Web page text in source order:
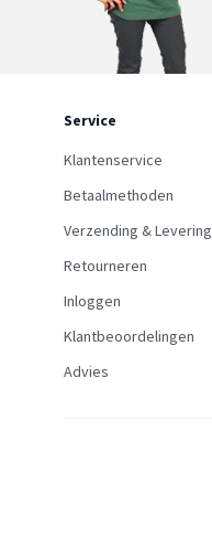
Service
Klantenservice
Betaalmethoden
Verzending & Levering
Retourneren
Inloggen
Klantbeoordelingen
Advies